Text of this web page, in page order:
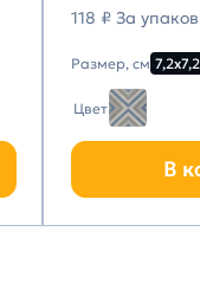
118 ₽ За
Размер, см 7,2х7,2
Цвет
В